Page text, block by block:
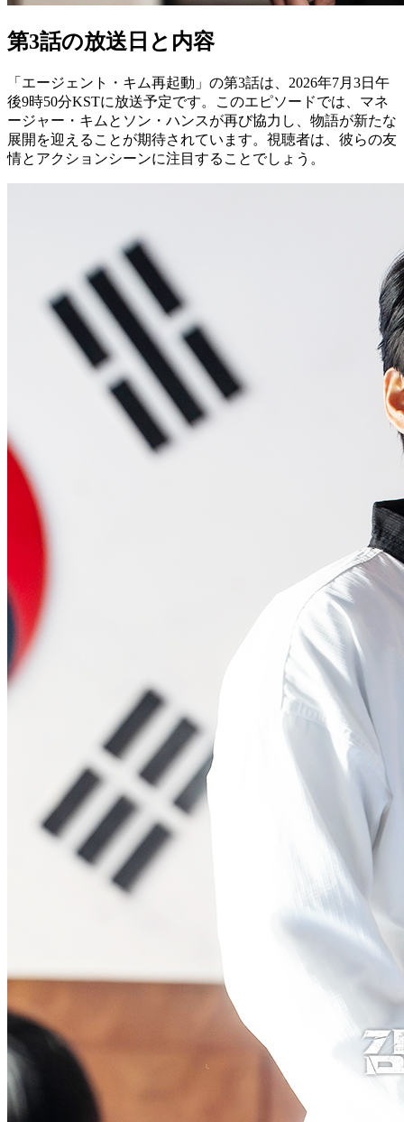
第3話の放送日と内容
「エージェント・キム再起動」の第3話は、2026年7月3日午
後9時50分KSTに放送予定です。このエピソードでは、マネ
ージャー・キムとソン・ハンスが再び協力し、物語が新たな
展開を迎えることが期待されています。視聴者は、彼らの友
情とアクションシーンに注目することでしょう。